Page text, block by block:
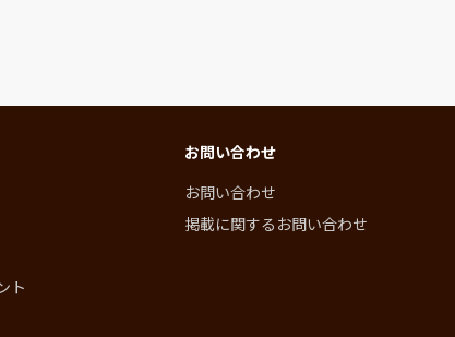
ト
お問い合わせ
お問い合わせ
掲載に関するお問い合わせ